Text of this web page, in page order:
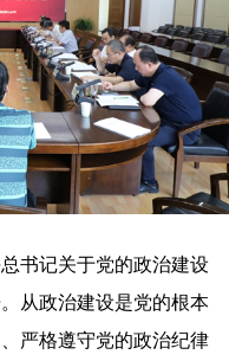
书记关于党的政治建设
从政治建设是党的根本
严格遵守党的政治纪律